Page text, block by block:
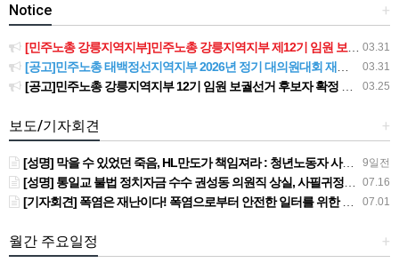
+
Notice
03.31
[민주노총 강릉지역지부]민주노총 강릉지역지부 제12기 임원 보궐선거결과 공고
03.31
[공고]민주노총 태백정선지역지부 2026년 정기 대의원대회 재소집 건
03.25
[공고]민주노총 강릉지역지부 12기 임원 보궐선거 후보자 확정 공고
+
보도/기자회견
9일전
[성명] 막을 수 있었던 죽음, HL만도가 책임져라 : 청년노동자 사망사고의 철저한 진상규명과 재발방지 대책 마련하라
07.16
[성명] 통일교 불법 정치자금 수수 권성동 의원직 상실, 사필귀정이다
07.01
[기자회견] 폭염은 재난이다! 폭염으로부터 안전한 일터를 위한 민주노총 강원지역본부 폭염감시단 선포 기자회견
+
월간 주요일정